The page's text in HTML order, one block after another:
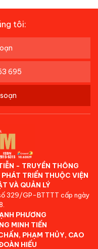
tôi:
695
- TRUYỀN THÔNG
TRIỂN THUỘC VIỆN
VÀ QUẢN LÝ
329/GP-BTTTT cấp ngày
PHƯƠNG
MINH TIẾN
PHẠM THỦY, CAO
HIẾU